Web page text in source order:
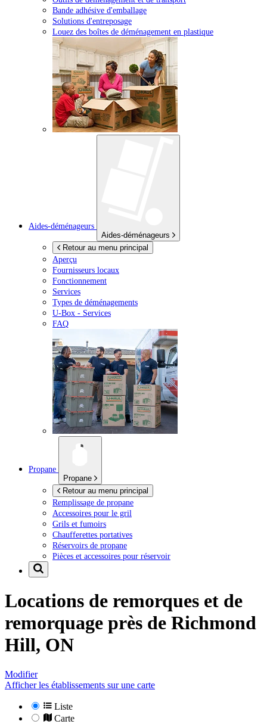
Bande adhésive d'emballage
Solutions d'entreposage
Louez des boîtes de déménagement en plastique
Aides-déménageurs
Aides-déménageurs
Retour au menu principal
Aperçu
Fournisseurs locaux
Fonctionnement
Services
Types de déménagements
U-Box - Services
FAQ
Propane
Propane
Retour au menu principal
Remplissage de propane
Accessoires pour le gril
Grils et fumoirs
Chaufferettes portatives
Réservoirs de propane
Pièces et accessoires pour réservoir
Locations de remorques et de
remorquage près de Richmond
Hill, ON
Modifier
Afficher les établissements sur une carte
Liste
Carte